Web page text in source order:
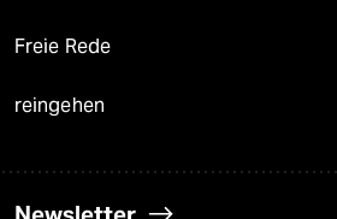
Freie Rede
reingehen